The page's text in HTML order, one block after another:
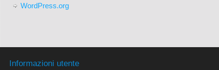
WordPress.org
Informazioni utente